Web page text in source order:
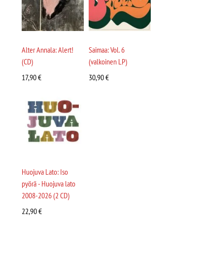
Alter Annala: Alert!
(CD)
17,90€
Saimaa: Vol. 6
(valkoinen LP)
30,90€
Huojuva Lato: Iso
pyörä - Huojuva lato
2008-2026 (2 CD)
22,90€